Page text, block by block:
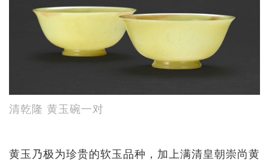
清乾隆 黄玉碗一对
黄玉乃极为珍贵的软玉品种，加上满清皇朝崇尚黄